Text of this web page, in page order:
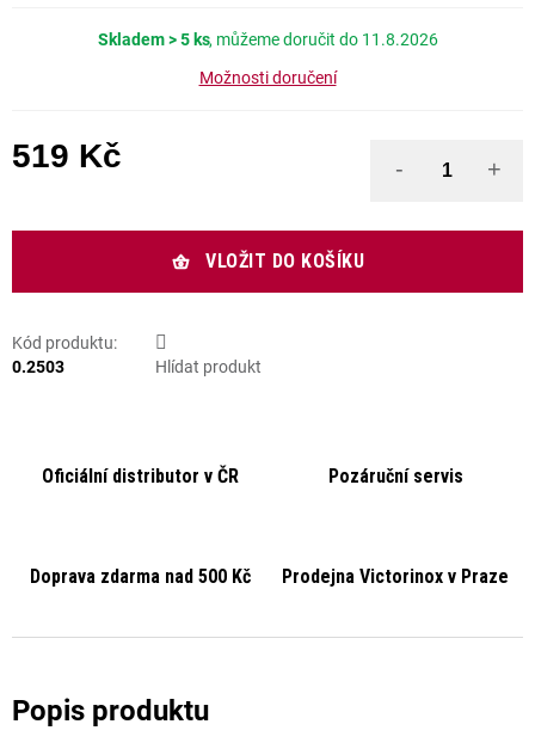
Skladem> 5 ks
11.8.2026
Možnosti doručení
519 Kč
VLOŽIT DO KOŠÍKU
Kód produktu:
0.2503
Hlídat produkt
Oficiální distributor v ČR Pozáruční servis
Doprava zdarma nad 500 Kč Prodejna Victorinox v Praze